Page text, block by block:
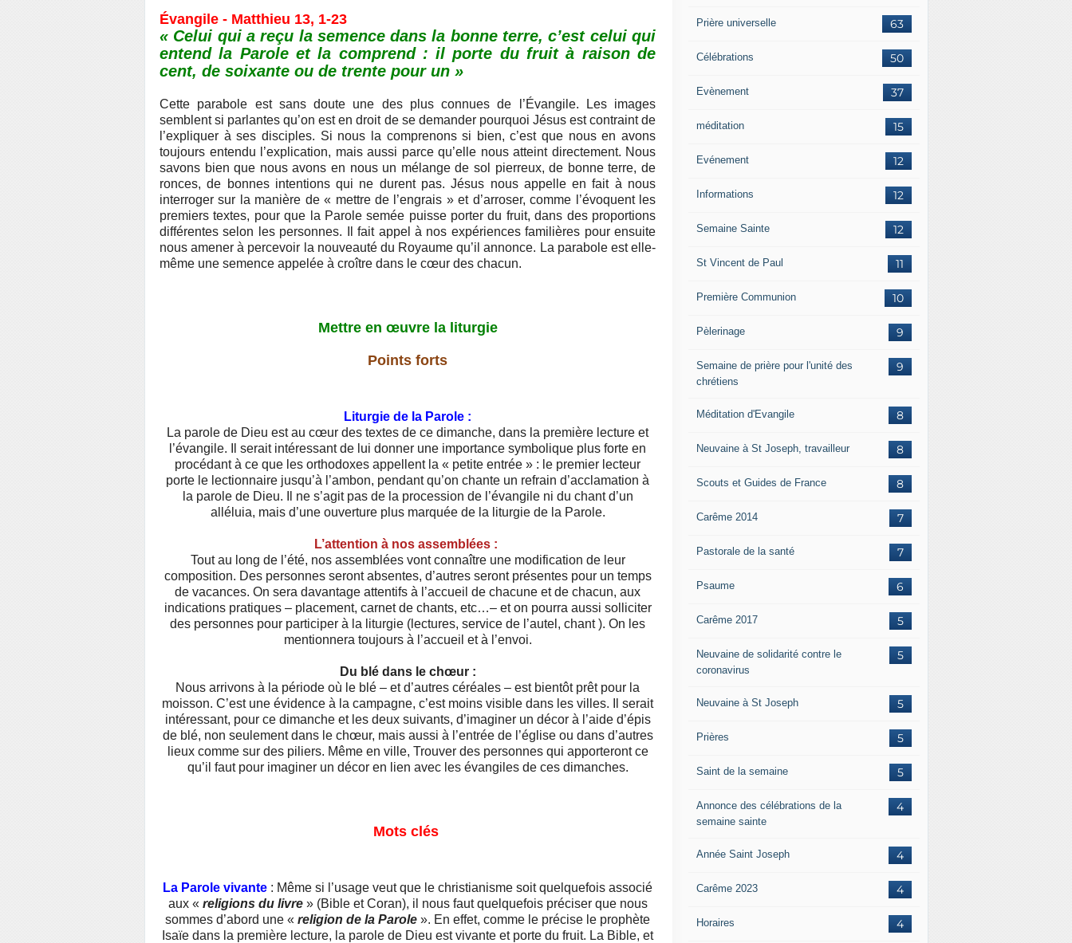
Évangile - Matthieu 13, 1-23
« Celui qui a reçu la semence dans la bonne terre, c’est celui qui
entend la Parole et la comprend : il porte du fruit à raison de
cent, de soixante ou de trente pour un »
Cette parabole est sans doute une des plus connues de l’Évangile. Les images
semblent si parlantes qu’on est en droit de se demander pourquoi Jésus est contraint de
l’expliquer à ses disciples. Si nous la comprenons si bien, c’est que nous en avons
toujours entendu l’explication, mais aussi parce qu’elle nous atteint directement. Nous
savons bien que nous avons en nous un mélange de sol pierreux, de bonne terre, de
ronces, de bonnes intentions qui ne durent pas. Jésus nous appelle en fait à nous
interroger sur la manière de « mettre de l’engrais » et d’arroser, comme l’évoquent les
premiers textes, pour que la Parole semée puisse porter du fruit, dans des proportions
différentes selon les personnes. Il fait appel à nos expériences familières pour ensuite
nous amener à percevoir la nouveauté du Royaume qu’il annonce. La parabole est elle-
même une semence appelée à croître dans le cœur des chacun.
Mettre en œuvre la liturgie
Points forts
Liturgie de la Parole :
La parole de Dieu est au cœur des textes de ce dimanche, dans la première lecture et
l’évangile. Il serait intéressant de lui donner une importance symbolique plus forte en
procédant à ce que les orthodoxes appellent la « petite entrée » : le premier lecteur
porte le lectionnaire jusqu’à l’ambon, pendant qu’on chante un refrain d’acclamation à
la parole de Dieu. Il ne s’agit pas de la procession de l’évangile ni du chant d’un
alléluia, mais d’une ouverture plus marquée de la liturgie de la Parole.
L’attention à nos assemblées :
Tout au long de l’été, nos assemblées vont connaître une modification de leur
composition. Des personnes seront absentes, d’autres seront présentes pour un temps
de vacances. On sera davantage attentifs à l’accueil de chacune et de chacun, aux
indications pratiques – placement, carnet de chants, etc…– et on pourra aussi solliciter
des personnes pour participer à la liturgie (lectures, service de l’autel, chant ). On les
mentionnera toujours à l’accueil et à l’envoi.
Du blé dans le chœur :
Nous arrivons à la période où le blé – et d’autres céréales – est bientôt prêt pour la
moisson. C’est une évidence à la campagne, c’est moins visible dans les villes. Il serait
intéressant, pour ce dimanche et les deux suivants, d’imaginer un décor à l’aide d’épis
de blé, non seulement dans le chœur, mais aussi à l’entrée de l’église ou dans d’autres
lieux comme sur des piliers. Même en ville, Trouver des personnes qui apporteront ce
qu’il faut pour imaginer un décor en lien avec les évangiles de ces dimanches.
Mots clés
La Parole vivante : Même si l’usage veut que le christianisme soit quelquefois associé
aux « religions du livre» (Bible et Coran), il nous faut quelquefois préciser que nous
sommes d’abord une « religion de la Parole ». En effet, comme le précise le prophète
Isaïe dans la première lecture, la parole de Dieu est vivante et porte du fruit. La Bible, et
63
Prière universelle
50
Célébrations
37
Evènement
15
méditation
12
Evénement
12
Informations
12
Semaine Sainte
11
St Vincent de Paul
10
Première Communion
9
Pèlerinage
9
Semaine de prière pour l'unité des
chrétiens
8
Méditation d'Evangile
8
Neuvaine à St Joseph, travailleur
8
Scouts et Guides de France
7
Carême 2014
7
Pastorale de la santé
6
Psaume
5
Carême 2017
5
Neuvaine de solidarité contre le
coronavirus
5
Neuvaine à St Joseph
5
Prières
5
Saint de la semaine
4
Annonce des célébrations de la
semaine sainte
4
Année Saint Joseph
4
Carême 2023
4
Horaires